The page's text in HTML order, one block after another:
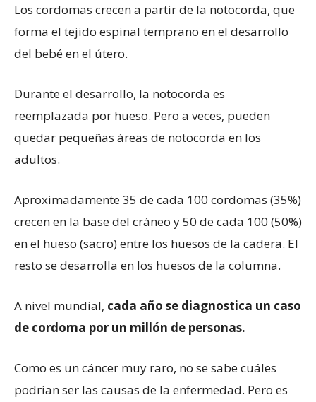
Los cordomas crecen a partir de la notocorda, que
forma el tejido espinal temprano en el desarrollo
del bebé en el útero.
Durante el desarrollo, la notocorda es
reemplazada por hueso. Pero a veces, pueden
quedar pequeñas áreas de notocorda en los
adultos.
Aproximadamente 35 de cada 100 cordomas (35%)
crecen en la base del cráneo y 50 de cada 100 (50%)
en el hueso (sacro) entre los huesos de la cadera. El
resto se desarrolla en los huesos de la columna.
A nivel mundial, cada año se diagnostica un caso
de cordoma por un millón de personas.
Como es un cáncer muy raro, no se sabe cuáles
podrían ser las causas de la enfermedad. Pero es